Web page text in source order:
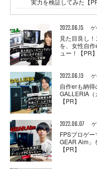
実力を検証してみた【
2022.06.15 ゲ
見た目良し
を、女性自
ュー！【PR】
2022.06.13 ゲ
自作erも納
GALLERIA（
【PR】
2022.06.07
FPSプロゲ
GEAR Aim」
【PR】